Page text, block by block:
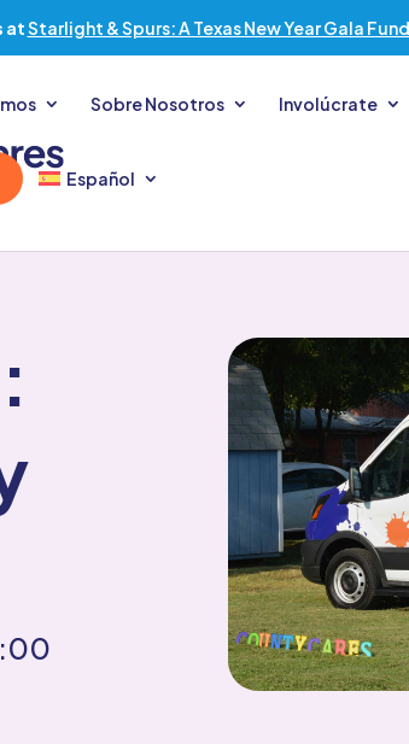
Sobre Nosotros Involúcrate
Español
atStarlight & Spurs: A Texas New Year Gala